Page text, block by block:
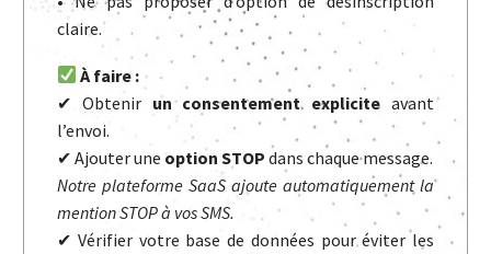
claire.
À faire :
✔ Obtenir un consentement explicite avant
l’envoi.
✔ Ajouter une option STOP dans chaque message.
Notre plateforme SaaS ajoute automatiquement la
mention STOP à vos SMS.
✔ Vérifier votre base de données pour éviter les